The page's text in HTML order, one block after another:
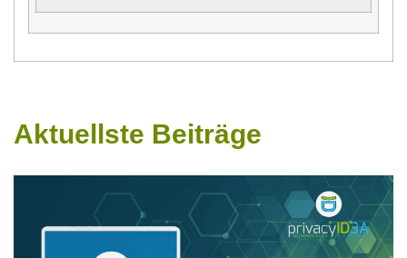
Aktuellste Beiträge